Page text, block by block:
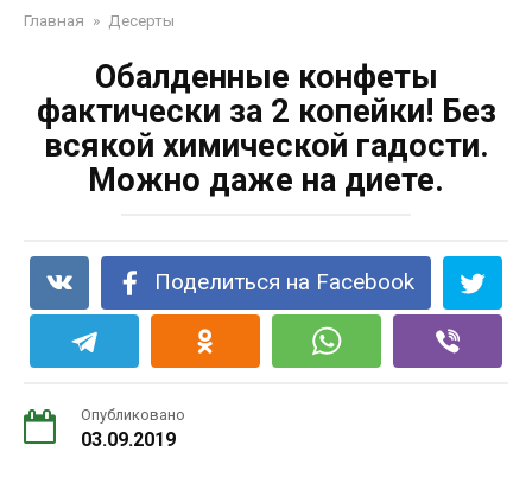
Главная » Десерты
Обалденные конфеты
фактически за 2 копейки! Без
всякой химической гадости.
Можно даже на диете.
Поделиться на Facebook
Опубликовано
03.09.2019